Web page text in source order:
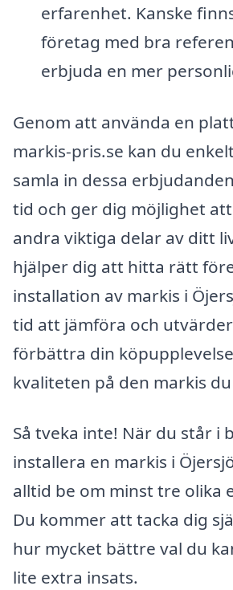
erfarenhet. Kanske
företag med bra
erbjuda en mer
Genom att använda en
markis-pris.se kan du
samla in dessa
tid och ger dig möjlighet
andra viktiga delar av ditt
hjälper dig att hitta rätt
installation av markis i
tid att jämföra och
förbättra din
kvaliteten på den markis du
Så tveka inte! När du står i
installera en markis i
alltid be om minst tre olika
Du kommer att tacka dig
hur mycket bättre val du
lite extra insats.